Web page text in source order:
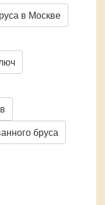
в Москве
бруса